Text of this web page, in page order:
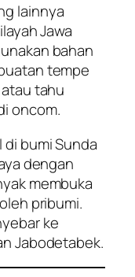
lainnya
Jawa
bahan
tempe
tahu
oncom.
bumi Sunda
dengan
membuka
pribumi.
ke
Jabodetabek.